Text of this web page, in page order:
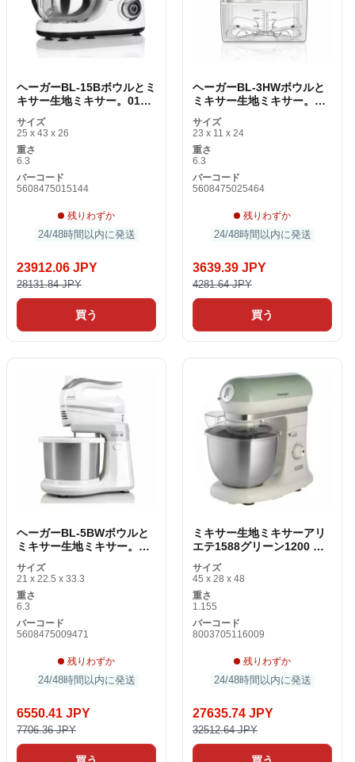
ヘーガーBL-15Bボウルとミ
キサー生地ミキサー。012A
サイズ
25 x 43 x 26
重さ
6.3
バーコード
5608475015144
残りわずか
24/48時間以内に発送
23912.06 JPY
28131.84 JPY
買う
ヘーガーBL-3HWボウルと
ミキサー生地ミキサー。
サイズ
23 x 11 x 24
重さ
6.3
バーコード
5608475025464
残りわずか
24/48時間以内に発送
3639.39 JPY
4281.64 JPY
買う
ヘーガーBL-5BWボウルと
ミキサー生地ミキサー。
サイズ
21 x 22.5 x 33.3
重さ
6.3
バーコード
5608475009471
残りわずか
24/48時間以内に発送
6550.41 JPY
7706.36 JPY
ミキサー生地ミキサーアリ
エテ1588グリーン1200 W
サイズ
45 x 28 x 48
重さ
1.155
バーコード
8003705116009
残りわずか
24/48時間以内に発送
27635.74 JPY
32512.64 JPY